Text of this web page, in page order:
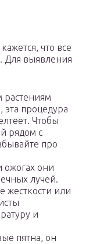
что все
Для выявления
растениям
процедура
Чтобы
рядом с
про
ожогах они
лучей.
жесткости или
и
пятна, он